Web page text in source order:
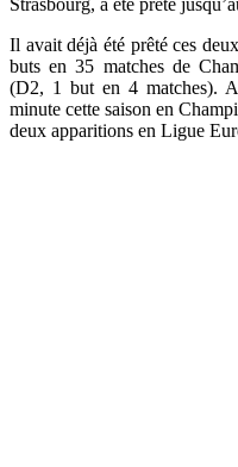
Strasbourg, a été prêté
Il avait déjà été prêté ces
buts en 35 matches de
(D2, 1 but en 4 matches).
minute cette saison en
deux apparitions en Ligue